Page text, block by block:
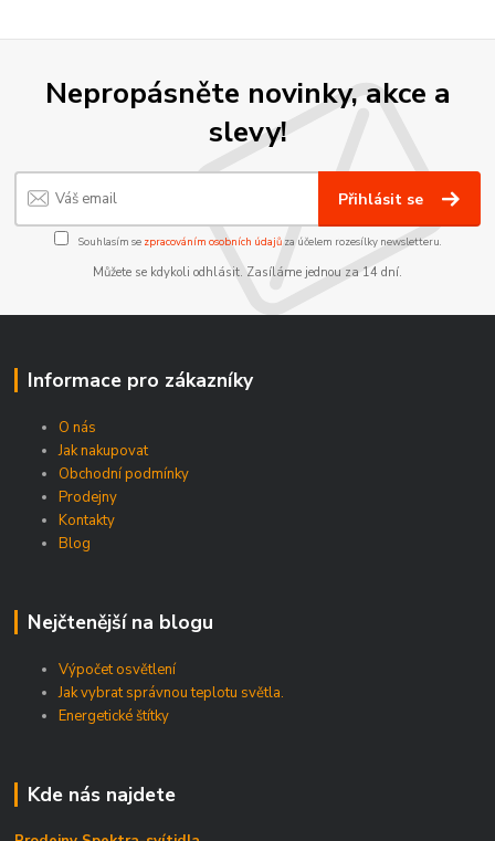
Nepropásněte novinky, akce a
slevy!
Přihlásit se
Souhlasím se zpracováním osobních údajůza účelem rozesílky newsletteru.
Můžete se kdykoli odhlásit. Zasíláme jednou za 14 dní.
Informace pro zákazníky
O nás
Jak nakupovat
Obchodní podmínky
Prodejny
Kontakty
Blog
Nejčtenější na blogu
Výpočet osvětlení
Jak vybrat správnou teplotu světla.
Energetické štítky
Kde nás najdete